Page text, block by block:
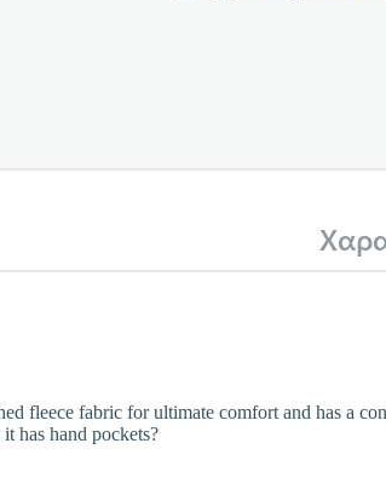
fleece fabric for ultimate comfort and has a
has hand pockets?